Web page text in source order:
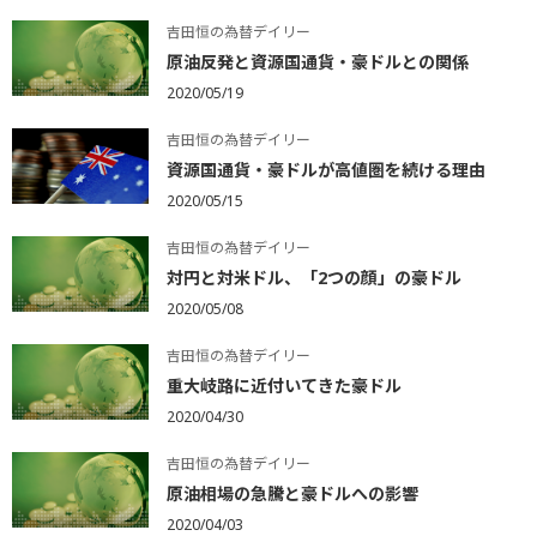
吉田恒の為替デイリー
原油反発と資源国通貨・豪ドルとの関係
2020/05/19
吉田恒の為替デイリー
資源国通貨・豪ドルが高値圏を続ける理由
2020/05/15
吉田恒の為替デイリー
対円と対米ドル、「2つの顔」の豪ドル
2020/05/08
吉田恒の為替デイリー
重大岐路に近付いてきた豪ドル
2020/04/30
吉田恒の為替デイリー
原油相場の急騰と豪ドルへの影響
2020/04/03